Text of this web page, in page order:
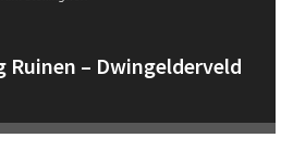
– Dwingelderveld